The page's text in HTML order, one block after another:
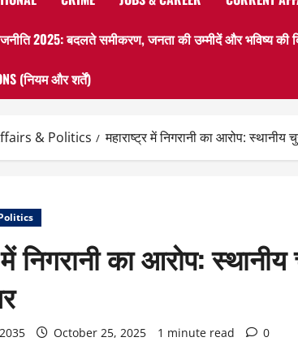
2025: बदलते समीकरण, जनता की उम्मीदें और भविष्य की
(नियम और शर्तें)
& Politics महाराष्ट्र में निगरानी का आरोप:
में निगरानी का आरोप:
October 25, 2025 1 minute read 0